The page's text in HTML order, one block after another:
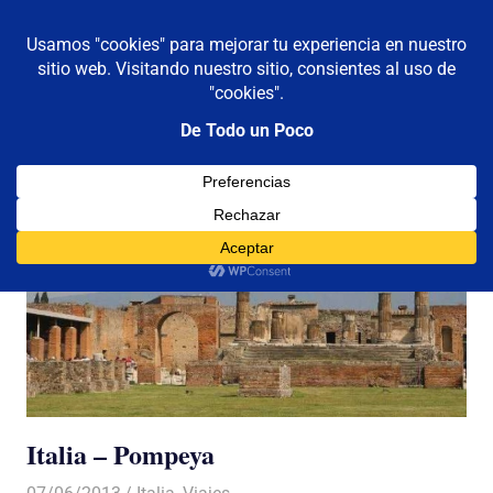
contenido
De todo un poco
Reflexiones,
Viajes
MENÚ
Italia – Pompeya